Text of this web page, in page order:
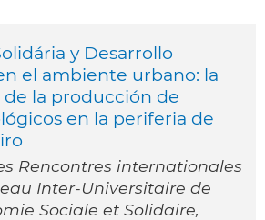
y Desarrollo
el ambiente urbano: la
la producción de
en la periferia de
Rencontres internationales
Inter-Universitaire de
Sociale et Solidaire,